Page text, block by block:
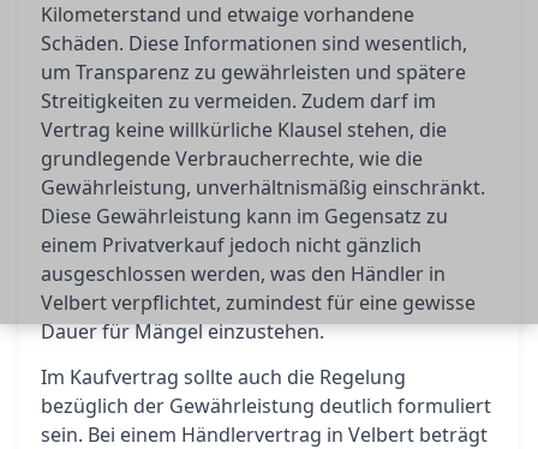
Kilometerstand und etwaige vorhandene
Schäden. Diese Informationen sind wesentlich,
um Transparenz zu gewährleisten und spätere
Streitigkeiten zu vermeiden. Zudem darf im
Vertrag keine willkürliche Klausel stehen, die
grundlegende Verbraucherrechte, wie die
Gewährleistung, unverhältnismäßig einschränkt.
Diese Gewährleistung kann im Gegensatz zu
einem Privatverkauf jedoch nicht gänzlich
ausgeschlossen werden, was den Händler in
Velbert verpflichtet, zumindest für eine gewisse
Dauer für Mängel einzustehen.
Im Kaufvertrag sollte auch die Regelung
bezüglich der Gewährleistung deutlich formuliert
sein. Bei einem Händlervertrag in Velbert beträgt